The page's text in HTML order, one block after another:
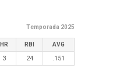
Temporada 2025
HR RBI AVG
3 24 .151